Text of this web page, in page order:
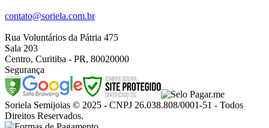
contato@soriela.com.br
Rua Voluntários da Pátria 475
Sala 203
Centro, Curitiba - PR, 80020000
Segurança
Soriela Semijoias © 2025 - CNPJ 26.038.808/0001-51 - Todos
Direitos Reservados.